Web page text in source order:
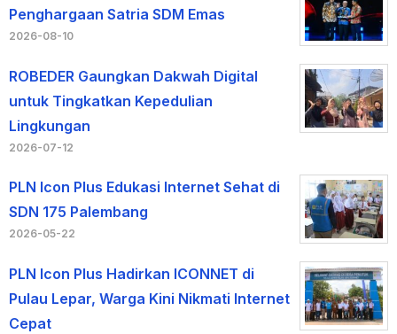
Penghargaan Satria SDM Emas
2026-08-10
ROBEDER Gaungkan Dakwah Digital
untuk Tingkatkan Kepedulian
Lingkungan
2026-07-12
PLN Icon Plus Edukasi Internet Sehat di
SDN 175 Palembang
2026-05-22
PLN Icon Plus Hadirkan ICONNET di
Pulau Lepar, Warga Kini Nikmati Internet
Cepat